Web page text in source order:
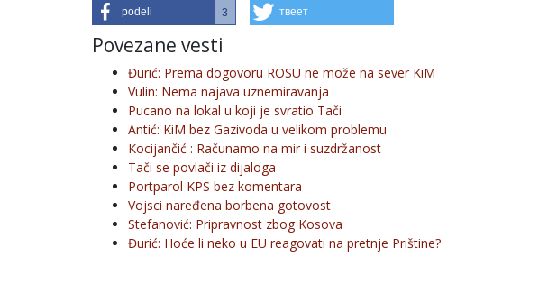
podeli 3 твеет
Povezane vesti
Đurić: Prema dogovoru ROSU ne može na sever KiM
Vulin: Nema najava uznemiravanja
Pucano na lokal u koji je svratio Tači
Antić: KiM bez Gazivoda u velikom problemu
Kocijančić : Računamo na mir i suzdržanost
Tači se povlači iz dijaloga
Portparol KPS bez komentara
Vojsci naređena borbena gotovost
Stefanović: Pripravnost zbog Kosova
Đurić: Hoće li neko u EU reagovati na pretnje Prištine?